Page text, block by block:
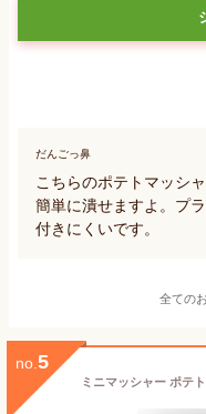
だんごっ鼻
こちらのポテトマッシ
簡単に潰せますよ。プ
付きにくいです。
全ての
no. 5